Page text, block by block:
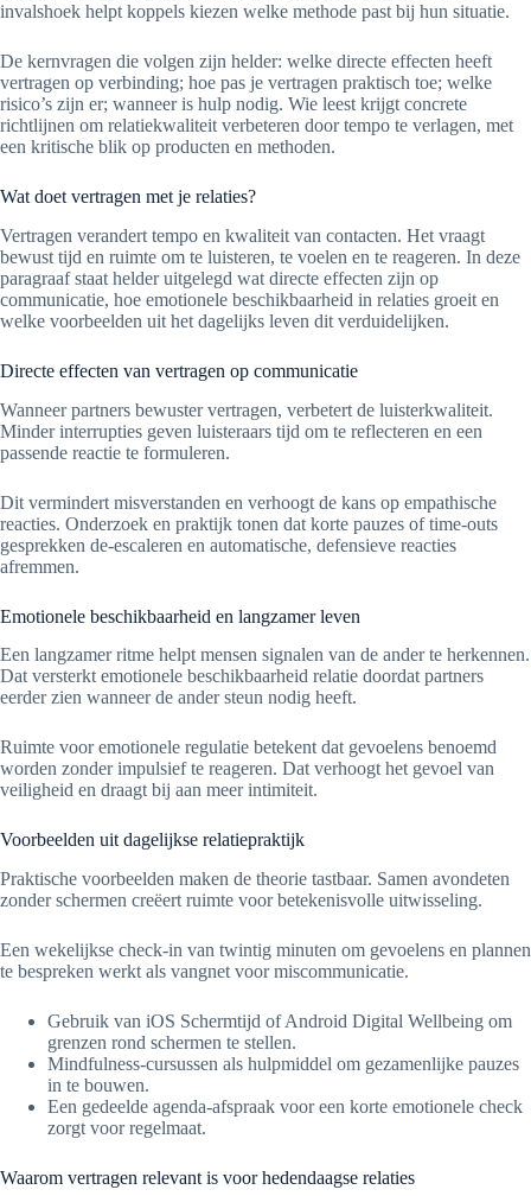
invalshoek helpt koppels kiezen welke methode past bij hun situatie.
De kernvragen die volgen zijn helder: welke directe effecten heeft
vertragen op verbinding; hoe pas je vertragen praktisch toe; welke
risico’s zijn er; wanneer is hulp nodig. Wie leest krijgt concrete
richtlijnen om relatiekwaliteit verbeteren door tempo te verlagen, met
een kritische blik op producten en methoden.
Wat doet vertragen met je relaties?
Vertragen verandert tempo en kwaliteit van contacten. Het vraagt
bewust tijd en ruimte om te luisteren, te voelen en te reageren. In deze
paragraaf staat helder uitgelegd wat directe effecten zijn op
communicatie, hoe emotionele beschikbaarheid in relaties groeit en
welke voorbeelden uit het dagelijks leven dit verduidelijken.
Directe effecten van vertragen op communicatie
Wanneer partners bewuster vertragen, verbetert de luisterkwaliteit.
Minder interrupties geven luisteraars tijd om te reflecteren en een
passende reactie te formuleren.
Dit vermindert misverstanden en verhoogt de kans op empathische
reacties. Onderzoek en praktijk tonen dat korte pauzes of time-outs
gesprekken de-escaleren en automatische, defensieve reacties
afremmen.
Emotionele beschikbaarheid en langzamer leven
Een langzamer ritme helpt mensen signalen van de ander te herkennen.
Dat versterkt emotionele beschikbaarheid relatie doordat partners
eerder zien wanneer de ander steun nodig heeft.
Ruimte voor emotionele regulatie betekent dat gevoelens benoemd
worden zonder impulsief te reageren. Dat verhoogt het gevoel van
veiligheid en draagt bij aan meer intimiteit.
Voorbeelden uit dagelijkse relatiepraktijk
Praktische voorbeelden maken de theorie tastbaar. Samen avondeten
zonder schermen creëert ruimte voor betekenisvolle uitwisseling.
Een wekelijkse check-in van twintig minuten om gevoelens en plannen
te bespreken werkt als vangnet voor miscommunicatie.
Gebruik van iOS Schermtijd of Android Digital Wellbeing om
grenzen rond schermen te stellen.
Mindfulness-cursussen als hulpmiddel om gezamenlijke pauzes
in te bouwen.
Een gedeelde agenda-afspraak voor een korte emotionele check
zorgt voor regelmaat.
Waarom vertragen relevant is voor hedendaagse relaties